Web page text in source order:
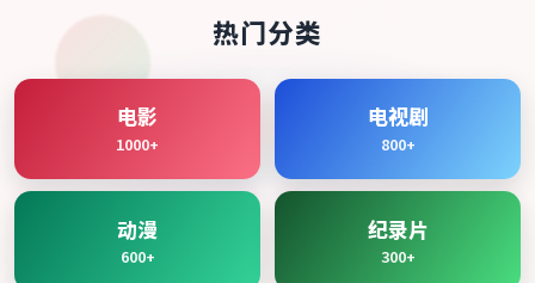
热门分类
电影
1000+
电视剧
800+
动漫
600+
纪录片
300+